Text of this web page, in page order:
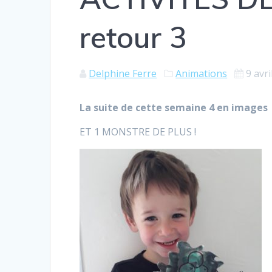
retour 3
Delphine Ferre Animations 9
La suite de cette semaine 4 en images
ET 1 MONSTRE DE PLUS !